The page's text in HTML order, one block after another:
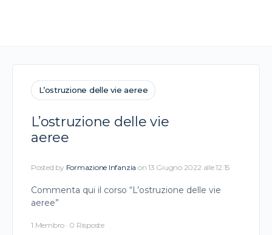
L’ostruzione delle vie aeree
L’ostruzione delle vie
aeree
Posted by Formazione Infanzia on 13 Giugno 2022 alle 12:15
Commenta qui il corso “L’ostruzione delle vie
aeree”
1 Membro · 0 Risposte